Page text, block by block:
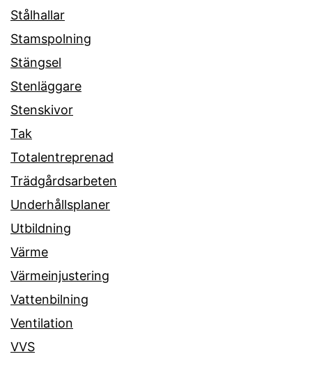
Stålhallar
Stamspolning
Stängsel
Stenläggare
Stenskivor
Tak
Totalentreprenad
Trädgårdsarbeten
Underhållsplaner
Utbildning
Värme
Värmeinjustering
Vattenbilning
Ventilation
VVS